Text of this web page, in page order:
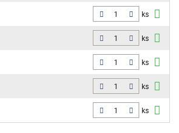
ks
ks
ks
ks
ks